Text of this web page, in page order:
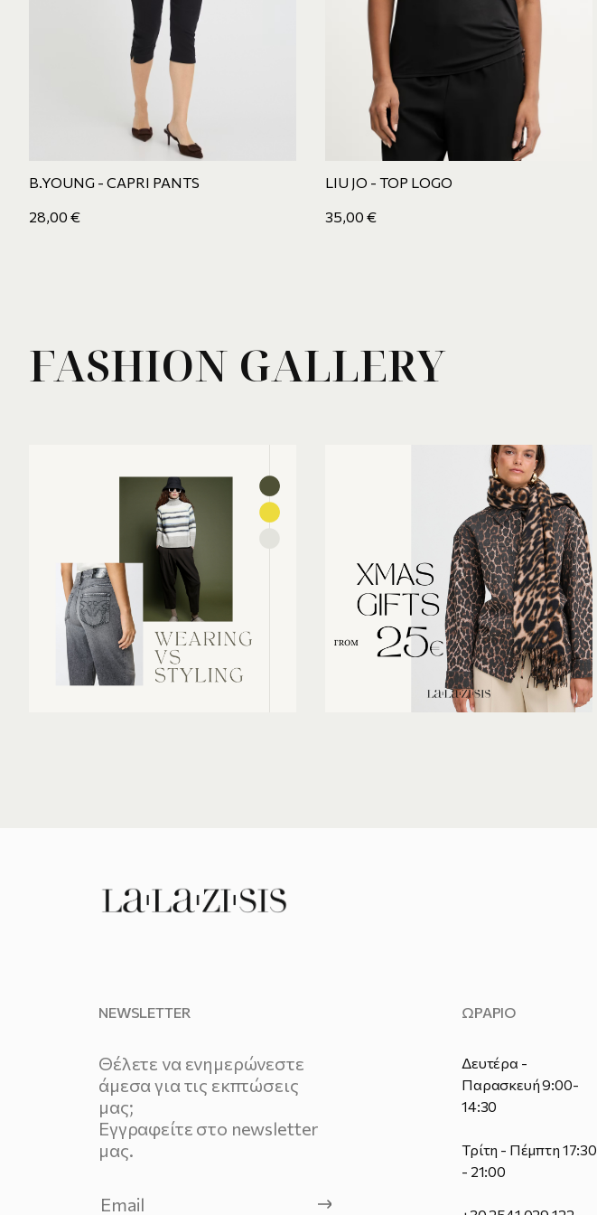
B.YOUNG - CAPRI PANTS
28,00 €
LIU JO - TOP LOGO
35,00 €
FASHION GALLERY
NEWSLETTER
Θέλετε να ενημερώνεστε
άμεσα για τις εκπτώσεις
μας;
Εγγραφείτε στο newsletter
μας.
ΩΡΑΡΙΟ
Δευτέρα -
Παρασκευή 9:00-
14:30
Τρίτη - Πέμπτη 17:30
- 21:00